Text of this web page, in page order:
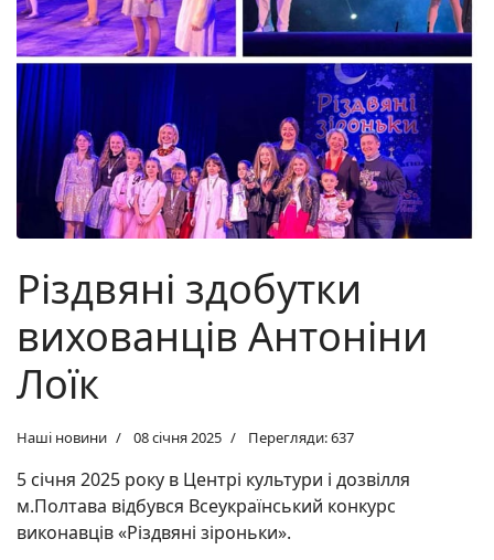
Різдвяні здобутки
вихованців Антоніни
Лоїк
Наші новини 08 січня 2025 Перегляди: 637
5 січня 2025 року в Центрі культури і дозвілля
м.Полтава відбувся Всеукраїнський конкурс
виконавців «Різдвяні зіроньки».